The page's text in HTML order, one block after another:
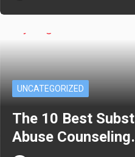
UNCATEGORIZED
The 10 Best
Abuse